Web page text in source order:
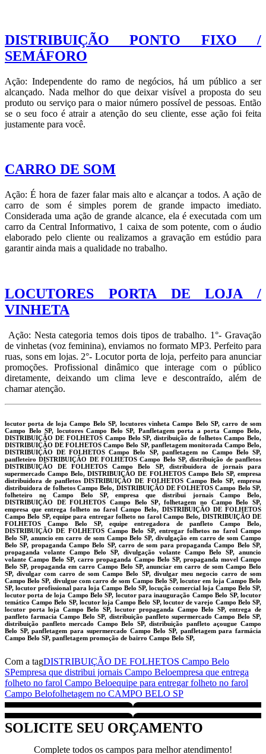
DISTRIBUIÇÃO PONTO FIXO /
SEMÁFORO
Ação: Independente do ramo de negócios, há um público a ser
alcançado. Nada melhor do que deixar visível a proposta do seu
produto ou serviço para o maior número possível de pessoas. Então
se o seu foco é atrair a atenção do seu cliente, esse ação foi feita
justamente para você.
CARRO DE SOM
Ação: É hora de fazer falar mais alto e alcançar a todos. A ação de
carro de som é simples porem de grande impacto imediato.
Considerada uma ação de grande alcance, ela é executada com um
carro da Central Informativo, 1 caixa de som potente, com o áudio
elaborado pelo cliente ou realizamos a gravação em estúdio para
garantir ainda mais a qualidade no trabalho.
LOCUTORES PORTA DE LOJA /
VINHETA
Ação: Nesta categoria temos dois tipos de trabalho. 1°- Gravação
de vinhetas (voz feminina), enviamos no formato MP3. Perfeito para
ruas, sons em lojas. 2°- Locutor porta de loja, perfeito para anunciar
promoções. Profissional dinâmico que interage com o público
diretamente, deixando um clima leve e descontraído, além de
chamar atenção.
locutor porta de loja Campo Belo SP, locutores vinheta Campo Belo SP, carro de som
Campo Belo SP, locutores Campo Belo SP, Panfletagem porta a porta Campo Belo,
DISTRIBUIÇÃO DE FOLHETOS Campo Belo SP, distribuição de folhetos Campo Belo,
DISTRIBUIÇÃO DE FOLHETOS Campo Belo SP, panfletagem monitorada Campo Belo,
DISTRIBUIÇÃO DE FOLHETOS Campo Belo SP, panfletagem no Campo Belo SP,
panfleteiro DISTRIBUIÇÃO DE FOLHETOS Campo Belo SP, distribuição de panfletos
DISTRIBUIÇÃO DE FOLHETOS Campo Belo SP, distribuidora de jornais para
supermercado Campo Belo, DISTRIBUIÇÃO DE FOLHETOS Campo Belo SP, empresa
distribuidora de panfletos DISTRIBUIÇÃO DE FOLHETOS Campo Belo SP, empresa
distribuidora de folhetos Campo Belo, DISTRIBUIÇÃO DE FOLHETOS Campo Belo SP,
folheteiro no Campo Belo SP, empresa que distribui jornais Campo Belo,
DISTRIBUIÇÃO DE FOLHETOS Campo Belo SP, folhetagem no Campo Belo SP,
empresa que entrega folheto no farol Campo Belo, DISTRIBUIÇÃO DE FOLHETOS
Campo Belo SP, equipe para entregar folheto no farol Campo Belo, DISTRIBUIÇÃO DE
FOLHETOS Campo Belo SP, equipe entregadora de panfleto Campo Belo,
DISTRIBUIÇÃO DE FOLHETOS Campo Belo SP, entregar folhetos no farol Campo
Belo SP, anuncio em carro de som Campo Belo SP, divulgação em carro de som Campo
Belo SP, propaganda Campo Belo SP, carro de som para propaganda Campo Belo SP,
propaganda volante Campo Belo SP, divulgação volante Campo Belo SP, anuncio
volante Campo Belo SP, carro propaganda Campo Belo SP, propaganda movel Campo
Belo SP, propaganda em carro Campo Belo SP, anunciar em carro de som Campo Belo
SP, divulgar com carro de som Campo Belo SP, divulgar meu negocio carro de som
Campo Belo SP, divulgue com carro de som Campo Belo SP, locutor em loja Campo Belo
SP, locutor profissional para loja Campo Belo SP, locução comercial loja Campo Belo SP,
locutor porta de loja Campo Belo SP, locutor para inauguração Campo Belo SP, locutor
temático Campo Belo SP, locutor loja Campo Belo SP, locutor de varejo Campo Belo SP,
locutor porta loja Campo Belo SP, locutor propaganda Campo Belo SP, entrega de
panfleto farmacia Campo Belo SP, distribuição panfleto supermercado Campo Belo SP,
distribuição panfleto mercado Campo Belo SP, distribuição panfleto açougue Campo
Belo SP, panfletagem para supermercado Campo Belo SP, panfletagem para farmácia
Campo Belo SP, panfletagem promoção de bairro Campo Belo SP,
Com a tagDISTRIBUIÇÃO DE FOLHETOS Campo Belo
SPempresa que distribui jornais Campo Beloempresa que entrega
folheto no farol Campo Beloequipe para entregar folheto no farol
Campo Belofolhetagem no CAMPO BELO SP
SOLICITE SEU ORÇAMENTO
Complete todos os campos para melhor atendimento!